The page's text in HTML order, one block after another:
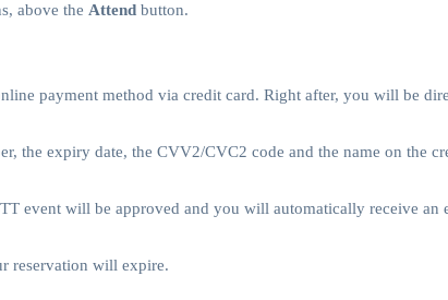
above the Attend button.
payment method via credit card. Right after, you will be
expiry date, the CVV2/CVC2 code and the name on the
event will be approved and you will automatically receive an
reservation will expire.